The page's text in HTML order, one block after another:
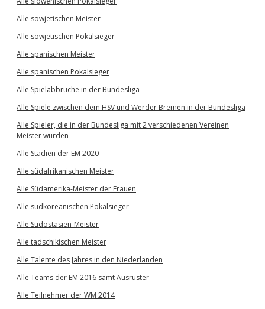
Alle sowjetischen Meister
Alle sowjetischen Pokalsieger
Alle spanischen Meister
Alle spanischen Pokalsieger
Alle Spielabbrüche in der Bundesliga
Alle Spiele zwischen dem HSV und Werder Bremen in der Bundesliga
Alle Spieler, die in der Bundesliga mit 2 verschiedenen Vereinen
Meister wurden
Alle Stadien der EM 2020
Alle südafrikanischen Meister
Alle Südamerika-Meister der Frauen
Alle südkoreanischen Pokalsieger
Alle Südostasien-Meister
Alle tadschikischen Meister
Alle Talente des Jahres in den Niederlanden
Alle Teams der EM 2016 samt Ausrüster
Alle Teilnehmer der WM 2014